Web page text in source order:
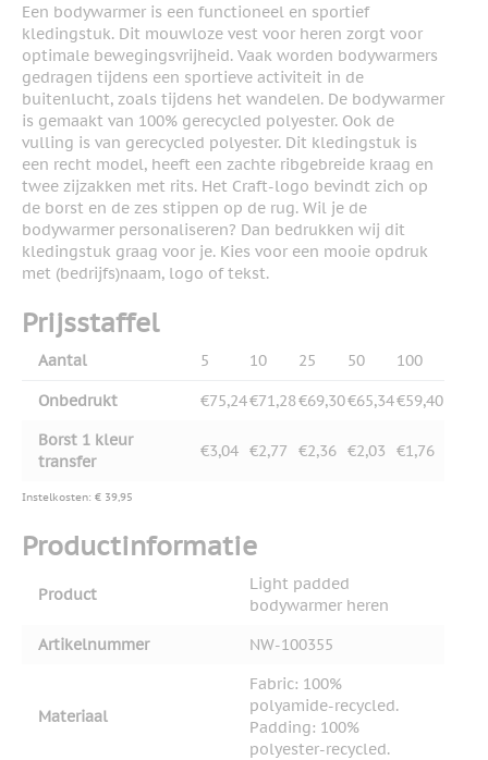
Een bodywarmer is een functioneel en sportief
kledingstuk. Dit mouwloze vest voor heren zorgt voor
optimale bewegingsvrijheid. Vaak worden bodywarmers
gedragen tijdens een sportieve activiteit in de
buitenlucht, zoals tijdens het wandelen. De bodywarmer
is gemaakt van 100% gerecycled polyester. Ook de
vulling is van gerecycled polyester. Dit kledingstuk is
een recht model, heeft een zachte ribgebreide kraag en
twee zijzakken met rits. Het Craft-logo bevindt zich op
de borst en de zes stippen op de rug. Wil je de
bodywarmer personaliseren? Dan bedrukken wij dit
kledingstuk graag voor je. Kies voor een mooie opdruk
met (bedrijfs)naam, logo of tekst.
Prijsstaffel
Aantal 5 10 25 50 100
Onbedrukt €75,24€71,28€69,30€65,34€59,40
Borst 1 kleur
transfer
€3,04 €2,77 €2,36 €2,03 €1,76
Instelkosten: € 39,95
Productinformatie
Product
Light padded
bodywarmer heren
Artikelnummer
NW-100355
Materiaal
Fabric: 100%
polyamide-recycled.
Padding: 100%
polyester-recycled.